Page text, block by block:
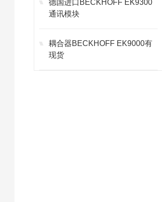
德国进口BECKHOFF EK9300
通讯模块
耦合器BECKHOFF EK9000有
现货